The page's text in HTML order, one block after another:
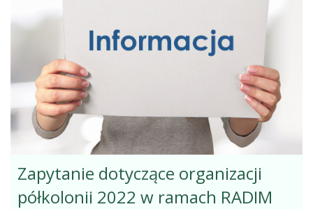
Zapytanie dotyczące organizacji
półkolonii 2022 w ramach RADIM